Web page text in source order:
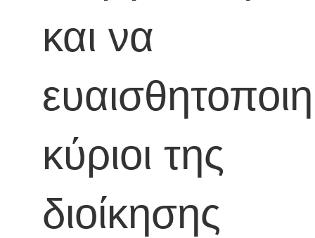
και να
κύριοι της
διοίκησης